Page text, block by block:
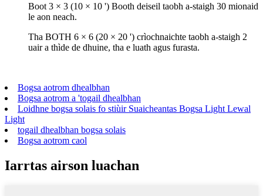
Boot 3 × 3 (10 × 10 ') Booth deiseil taobh a-staigh 30 mionaid
le aon neach.
Tha BOTH 6 × 6 (20 × 20 ') crìochnaichte taobh a-staigh 2
uair a thìde de dhuine, tha e luath agus furasta.
Bogsa aotrom dhealbhan
Bogsa aotrom a 'togail dhealbhan
Loidhne bogsa solais fo stiùir Suaicheantas Bogsa Light Lewal
Light
togail dhealbhan bogsa solais
Bogsa aotrom caol
Iarrtas airson luachan